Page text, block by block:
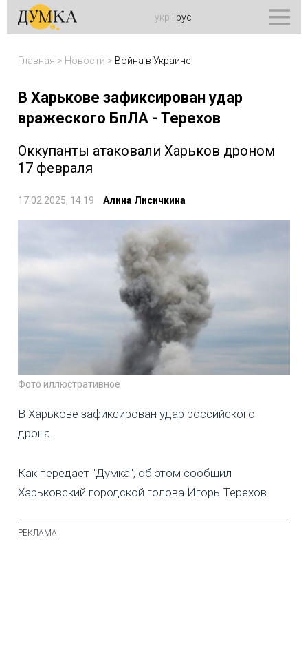
укр рус
Главная > Новости > Война в Украине
В Харькове зафиксирован удар
вражеского БпЛА - Терехов
Оккупанты атаковали Харьков дроном
17 февраля
17.02.2025, 14:19 Алина Лисичкина
Фото иллюстративное
В Харькове зафиксирован удар российского
дрона.
Как передает "Думка", об этом сообщил
Харьковский городской голова Игорь Терехов.